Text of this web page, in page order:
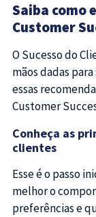
Saiba como
Customer
O Sucesso do
mãos dadas
essas
Customer
Conheça as
clientes
Esse é o passo
melhor o
preferências e